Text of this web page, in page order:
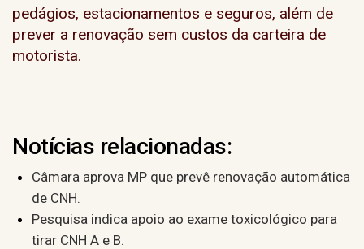
pedágios, estacionamentos e seguros, além de
prever a renovação sem custos da carteira de
motorista.
Notícias relacionadas:
Câmara aprova MP que prevê renovação automática
de CNH.
Pesquisa indica apoio ao exame toxicológico para
tirar CNH A e B.